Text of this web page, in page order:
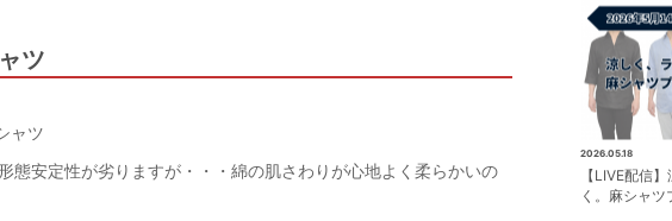
ツ
ャツ
態安定性が劣りますが・・・綿の肌さわりが心地よく柔らかいの
2026.05.18
【LIVE配信
く。麻シャ